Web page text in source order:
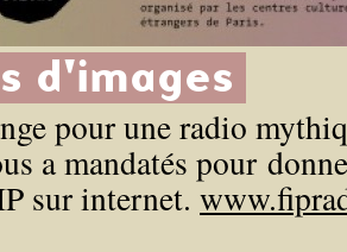
d'images
pour une radio
a mandatés pour
sur internet.